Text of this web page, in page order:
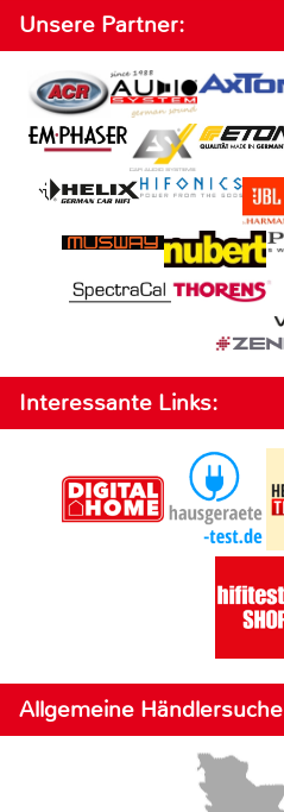
Unsere Partner:
Interessante Links:
Allgemeine Händlersuche